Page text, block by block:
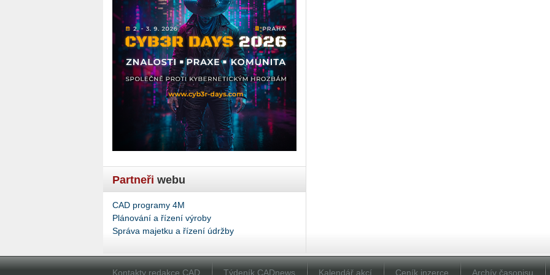
Partneři webu
CAD programy 4M
Plánování a řízení výroby
Správa majetku a řízení údržby
Kontakty redakce CAD Týdeník CADnews Kalendář akcí Ceník inzerce Archív časopisu